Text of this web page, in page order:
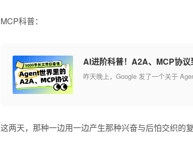
MCP科普：
AI进阶科普！A2A、MCP协议
昨天晚上，Google 发了一个关于
这两天，那种一边用一边产生那种兴奋与后怕交织的